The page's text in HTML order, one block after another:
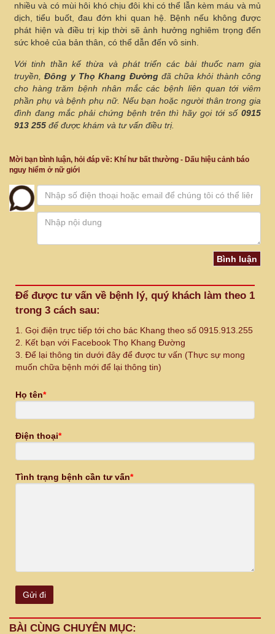
nhiều và có mùi hôi khó chịu đôi khi có thể lẫn kèm máu và mủ
dịch, tiểu buốt, đau đớn khi quan hệ. Bệnh nếu không được
phát hiện và điều trị kịp thời sẽ ảnh hưởng nghiêm trọng đến
sức khoẻ của bản thân, có thể dẫn đến vô sinh.
Với tinh thần kế thừa và phát triển các bài thuốc nam gia
truyền,Đông y Thọ Khang Đườngđã chữa khỏi thành công
cho hàng trăm bệnh nhân mắc các bệnh liên quan tới viêm
phần phụ và bệnh phụ nữ. Nếu bạn hoặc người thân trong gia
đình đang mắc phải chứng bệnh trên thì hãy gọi tới số 0915
913 255 để được khám và tư vấn điều trị.
Mời bạn bình luận, hỏi đáp về: Khí hư bất thường - Dấu hiệu cảnh báo
nguy hiểm ở nữ giới
Để được tư vấn về bệnh lý, quý khách làm theo 1
trong 3 cách sau:
1. Gọi điện trực tiếp tới cho bác Khang theo số 0915.913.255
2. Kết bạn với Facebook Thọ Khang Đường
3. Để lại thông tin dưới đây để được tư vấn (Thực sự mong
muốn chữa bệnh mới để lại thông tin)
Họ tên*
Điện thoại*
Tình trạng bệnh cần tư vấn*
BÀI CÙNG CHUYÊN MỤC: